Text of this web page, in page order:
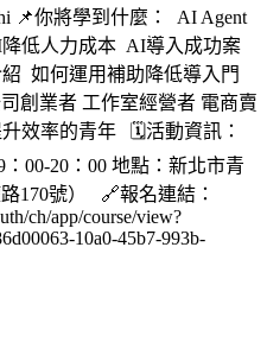
📌你將學到什麼： AI Agent
低人力成本 AI導入成功案
如何運用補助降低導入門
創業者 工作室經營者 電商賣
效率的青年 🗓️活動資訊：
00-20：00 地點：新北市青
170號） 🔗報名連結：
ch/app/course/view?
10a0-45b7-993b-